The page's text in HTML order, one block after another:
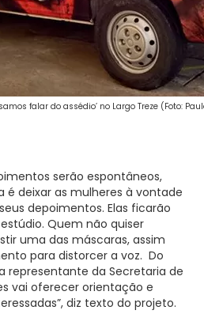
falar do assédio’ no Largo Treze (Foto:
serão espontâneos,
é deixar as mulheres à vontade
depoimentos. Elas ficarão
Quem não quiser
uma das máscaras, assim
para distorcer a voz. Do
representante da Secretaria de
vai oferecer orientação e
diz texto do projeto.